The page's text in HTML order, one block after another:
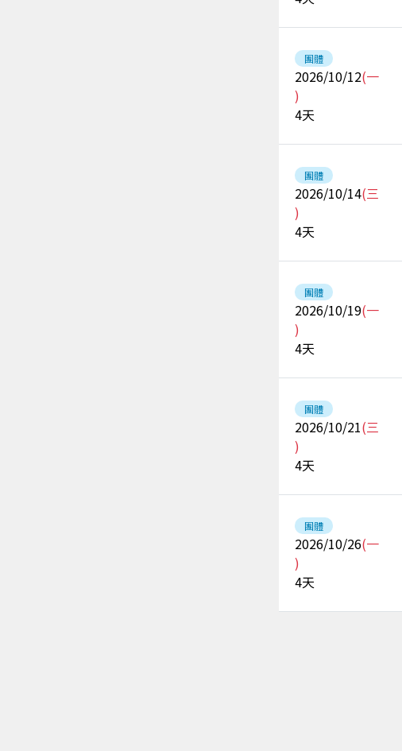
團體
2026/10/12(一
)
4天
團體
2026/10/14(三
)
4天
團體
2026/10/19(一
)
4天
團體
2026/10/21(三
)
4天
團體
2026/10/26(一
)
4天